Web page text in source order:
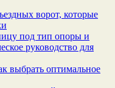
ворот, которые
под тип опоры и
руководство для
выбрать оптимальное